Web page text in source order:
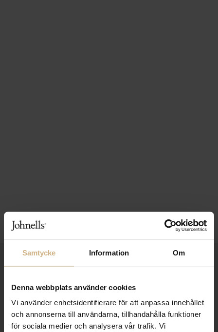
Samtycke Information Om
Denna webbplats använder cookies
Vi använder enhetsidentifierare för att anpassa innehållet
och annonserna till användarna, tillhandahålla funktioner
för sociala medier och analysera vår trafik. Vi
SAMLA BONUS I KUNDKLUBBEN